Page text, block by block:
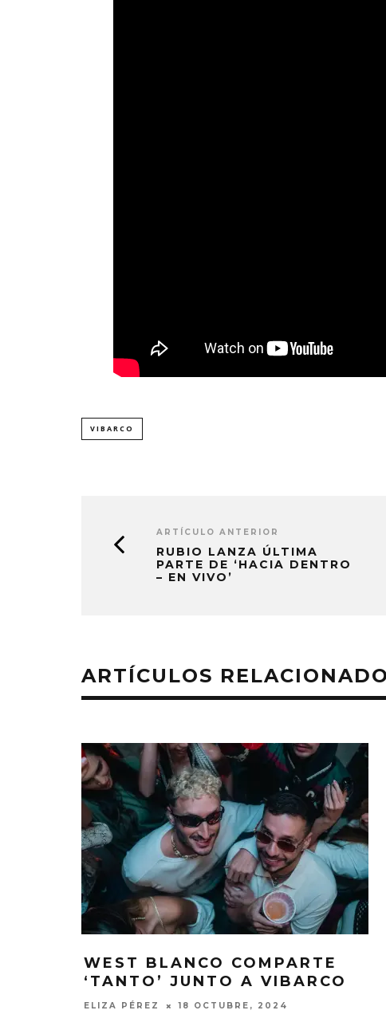
VIBARCO
ARTÍCULO ANTERIOR
RUBIO LANZA ÚLTIMA
PARTE DE ‘HACIA DENTRO
– EN VIVO’
ARTÍCULOS
WEST BLANCO COMPARTE
‘TANTO’ JUNTO A VIBARCO
ELIZA PÉREZ 18 OCTUBRE, 2024
EDGAR BAJO EL
UN NUEVO